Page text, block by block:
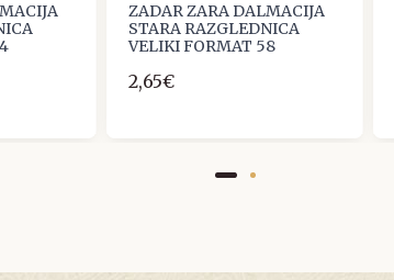
ZADAR ZARA DALMACIJA
STARA RAZGLEDNICA
VELIKI FORMAT 58
2,65€